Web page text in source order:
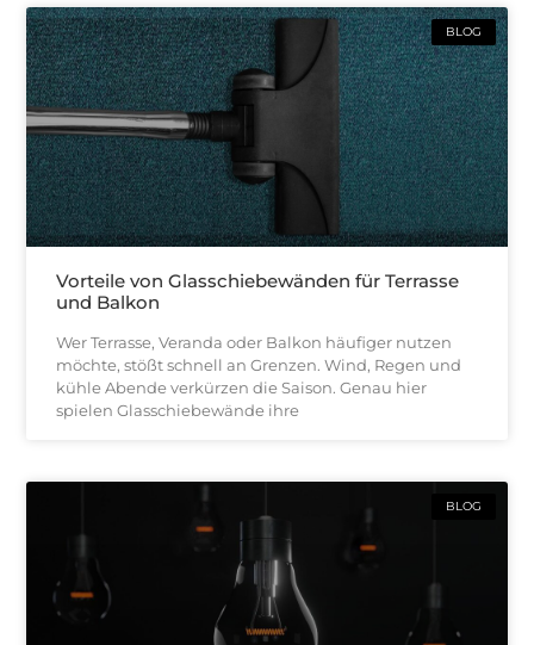
BLOG
Vorteile von Glasschiebewänden für Terrasse
und Balkon
Wer Terrasse, Veranda oder Balkon häufiger nutzen
möchte, stößt schnell an Grenzen. Wind, Regen und
kühle Abende verkürzen die Saison. Genau hier
spielen Glasschiebewände ihre
BLOG